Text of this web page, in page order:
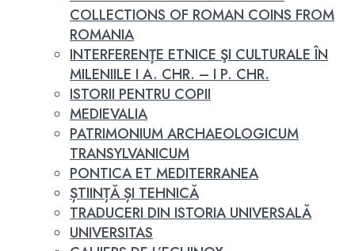
COLLECTIONS OF ROMAN COINS FROM
ROMANIA
INTERFERENŢE ETNICE ŞI CULTURALE ÎN
MILENIILE I A. CHR. – I P. CHR.
ISTORII PENTRU COPII
MEDIEVALIA
PATRIMONIUM ARCHAEOLOGICUM
TRANSYLVANICUM
PONTICA ET MEDITERRANEA
ȘTIINȚĂ ȘI TEHNICĂ
TRADUCERI DIN ISTORIA UNIVERSALĂ
UNIVERSITAS